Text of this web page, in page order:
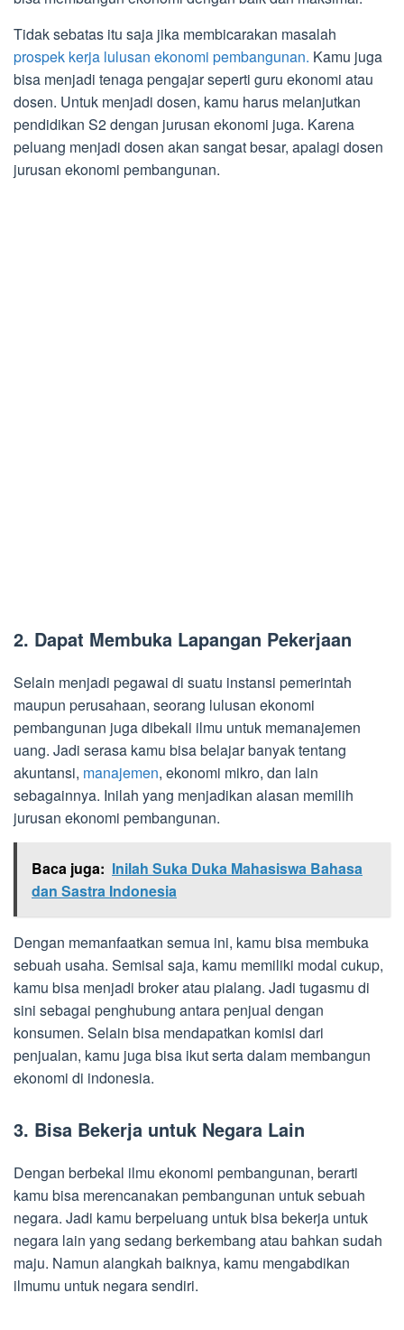
Tidak sebatas itu saja jika membicarakan masalah
prospek kerja lulusan ekonomi pembangunan. Kamu juga
bisa menjadi tenaga pengajar seperti guru ekonomi atau
dosen. Untuk menjadi dosen, kamu harus melanjutkan
pendidikan S2 dengan jurusan ekonomi juga. Karena
peluang menjadi dosen akan sangat besar, apalagi dosen
jurusan ekonomi pembangunan.
2. Dapat Membuka Lapangan Pekerjaan
Selain menjadi pegawai di suatu instansi pemerintah
maupun perusahaan, seorang lulusan ekonomi
pembangunan juga dibekali ilmu untuk memanajemen
uang. Jadi serasa kamu bisa belajar banyak tentang
akuntansi, manajemen, ekonomi mikro, dan lain
sebagainnya. Inilah yang menjadikan alasan memilih
jurusan ekonomi pembangunan.
Baca juga: Inilah Suka Duka Mahasiswa Bahasa
dan Sastra Indonesia
Dengan memanfaatkan semua ini, kamu bisa membuka
sebuah usaha. Semisal saja, kamu memiliki modal cukup,
kamu bisa menjadi broker atau pialang. Jadi tugasmu di
sini sebagai penghubung antara penjual dengan
konsumen. Selain bisa mendapatkan komisi dari
penjualan, kamu juga bisa ikut serta dalam membangun
ekonomi di indonesia.
3. Bisa Bekerja untuk Negara Lain
Dengan berbekal ilmu ekonomi pembangunan, berarti
kamu bisa merencanakan pembangunan untuk sebuah
negara. Jadi kamu berpeluang untuk bisa bekerja untuk
negara lain yang sedang berkembang atau bahkan sudah
maju. Namun alangkah baiknya, kamu mengabdikan
ilmumu untuk negara sendiri.